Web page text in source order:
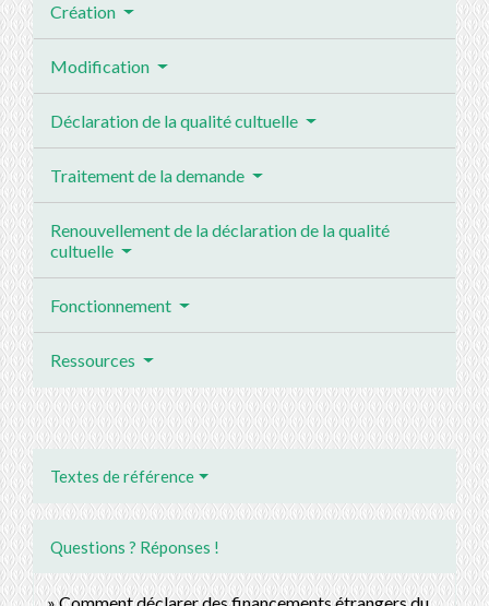
Création
Modification
Déclaration de la qualité cultuelle
Traitement de la demande
Renouvellement de la déclaration de la qualité
cultuelle
Fonctionnement
Ressources
Textes de référence
Questions ? Réponses !